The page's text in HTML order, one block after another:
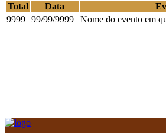
Total
Data
9999 99/99/9999 Nome do evento em